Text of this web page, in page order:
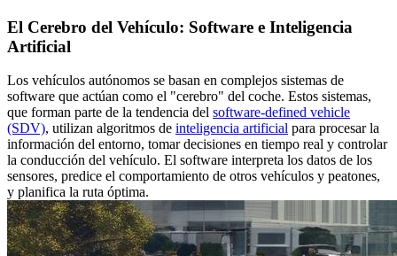
El Cerebro del Vehículo: Software e Inteligencia
Artificial
Los vehículos autónomos se basan en complejos sistemas de
software que actúan como el "cerebro" del coche. Estos sistemas,
que forman parte de la tendencia del software-defined vehicle
(SDV), utilizan algoritmos de inteligencia artificial para procesar la
información del entorno, tomar decisiones en tiempo real y controlar
la conducción del vehículo. El software interpreta los datos de los
sensores, predice el comportamiento de otros vehículos y peatones,
y planifica la ruta óptima.